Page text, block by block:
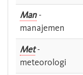
Man-
manajemen
Met-
meteorologi